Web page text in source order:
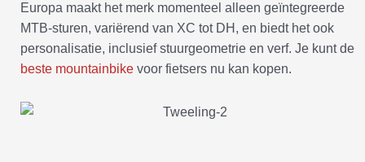
Europa maakt het merk momenteel alleen geïntegreerde
MTB-sturen, variërend van XC tot DH, en biedt het ook
personalisatie, inclusief stuurgeometrie en verf. Je kunt de
beste mountainbike voor fietsers nu kan kopen.